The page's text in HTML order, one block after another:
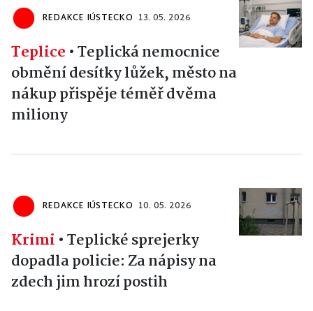
REDAKCE IÚSTECKO 13. 05. 2026
Teplice •Teplická nemocnice
obmění desítky lůžek, město na
nákup přispěje téměř dvěma
miliony
REDAKCE IÚSTECKO 10. 05. 2026
Krimi •Teplické sprejerky
dopadla policie: Za nápisy na
zdech jim hrozí postih